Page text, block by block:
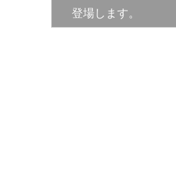
登場します。